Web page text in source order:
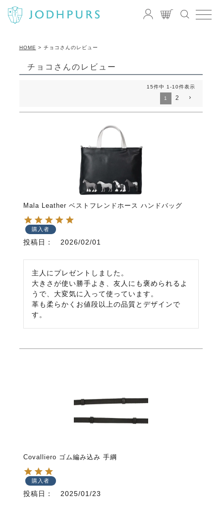
HOME チョコさんのレビュー
チョコさんのレビュー
15件中 1-10件表示
1 2
Mala Leather ベストフレンドホース ハンドバッグ
購入者
投稿日 2026/02/01
主人にプレゼントしました。
大きさが使い勝手よき、友人にも褒められるよ
うで、大変気に入って使っています。
革も柔らかくお値段以上の品質とデザインで
す。
Covalliero ゴム編み込み 手綱
購入者
投稿日 2025/01/23